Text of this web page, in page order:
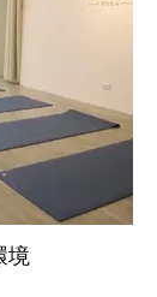
境